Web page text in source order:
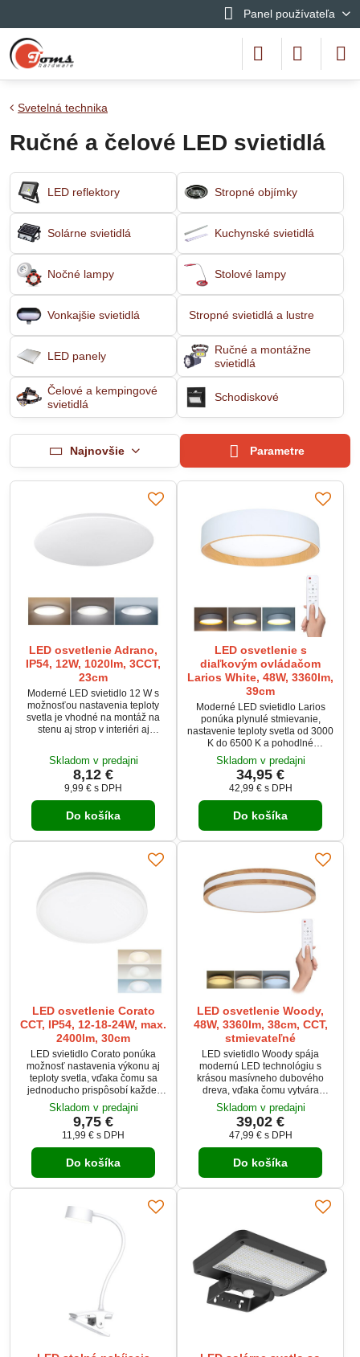
Panel používateľa
Svetelná technika
Ručné a čelové LED svietidlá
LED reflektory Stropné objímky
Solárne svietidlá Kuchynské svietidlá
Nočné lampy Stolové lampy
Vonkajšie svietidlá Stropné svietidlá a lustre
LED panely
Ručné a montážne
svietidlá
Čelové a kempingové
svietidlá
Schodiskové
Najnovšie Parametre
LED osvetlenie Adrano,
IP54, 12W, 1020lm, 3CCT,
23cm
Moderné LED svietidlo 12 W s
možnosťou nastavenia teploty
svetla je vhodné na montáž na
stenu aj strop v interiéri aj
jednoducho zvolíte teplú,
neutrálnu alebo studenú bielu
(3000 K / 4000 K / 6000 K) podľa
vašich potrieb. Vďaka krytiu IP54,
svetelnému toku 1020 lm a dlhej
životnosti je ideálnym riešením
Skladom v predajni
8,12 €
9,99 € s DPH
Do košíka
LED osvetlenie s
diaľkovým ovládačom
Larios White, 48W, 3360lm,
39cm
Moderné LED svietidlo Larios
ponúka plynulé stmievanie,
nastavenie teploty svetla od 3000
K do 6500 K a pohodlné
ovládanie pomocou diaľkového
ovládača. Elegantný biely dizajn
s imitáciou dreveného dekoru sa
hodí do každej domácnosti alebo
kancelárie. Vysoký svetelný tok
až 3360 lm zabezpečí dostatok
pričom svietidlo možno
jednoducho namontovať na
Skladom v predajni
34,95 €
42,99 € s DPH
Do košíka
LED osvetlenie Corato
CCT, IP54, 12-18-24W, max.
2400lm, 30cm
LED svietidlo Corato ponúka
možnosť nastavenia výkonu aj
teploty svetla, vďaka čomu sa
jednoducho prispôsobí každej
miestnosti. Krytie IP54 umožňuje
použitie v interiéri aj exteriéri
vrátane kúpeľní, chodieb, terás či
technických miestností. Moderný
dizajn, vysoký svetelný tok až
2400 lm a jednoduchá montáž na
svietidla Corato univerzálne
riešenie pre domácnosti aj...
Skladom v predajni
9,75 €
11,99 € s DPH
Do košíka
LED osvetlenie Woody,
48W, 3360lm, 38cm, CCT,
stmievateľné
LED svietidlo Woody spája
modernú LED technológiu s
krásou masívneho dubového
dreva, vďaka čomu vytvára
príjemnú atmosféru v každom
interiéri. Ponúka plynulé
stmievanie, zmenu teploty svetla
od 3000 K do 6500 K a pohodlné
ovládanie pomocou diaľkového
ovládača. Vhodné je na montáž
na strop aj stenu, kde poskytne
kvalitné a rovnomerné osvetlenie
s vysokým svetelným tokom až
Skladom v predajni
39,02 €
47,99 € s DPH
Do košíka